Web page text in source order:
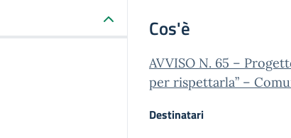
Cos'è
AVVISO N. 65 –
per rispettarla” –
Destinatari